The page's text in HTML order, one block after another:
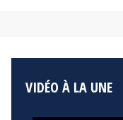
VIDÉO À LA UNE